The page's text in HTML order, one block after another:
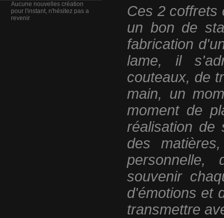
Aucune nouvelles création
pour l'instant, n'hésitez pas a
revenir
Ces 2 coffrets
un bon de
fabrication
lame, il
couteaux, de
main, un
moment de
réalisation de
des
souvenir
d'émotions et
transmettre